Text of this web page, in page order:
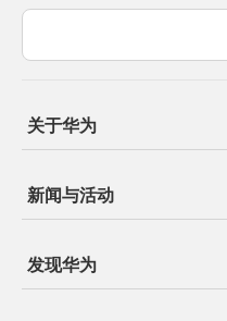
关于华为
新闻与活动
发现华为